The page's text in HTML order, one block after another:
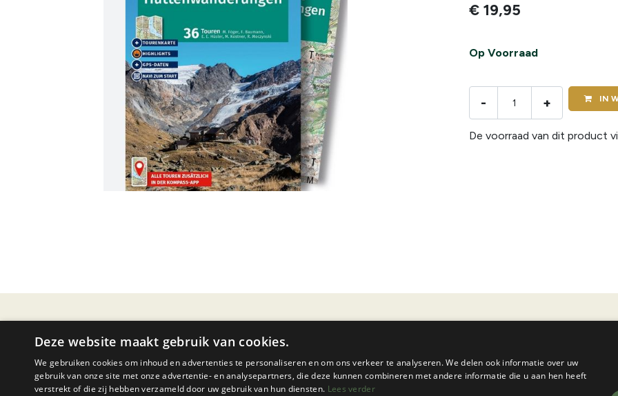
€ 19,95
Op Voorraad
- + IN
De voorraad van dit product
PRODUCTOMSCHRIJVING
Südtiroler Hüttenwanderungen 5714 kompass
Deze website maakt gebruik van cookies.
We gebruiken cookies om inhoud en advertenties te personaliseren en om ons verkeer te analyseren. We delen ook informatie over uw
gebruik van onze site met onze advertentie- en analysepartners, die deze kunnen combineren met andere informatie die u aan hen heeft
verstrekt of die zij hebben verzameld door uw gebruik van hun diensten. Lees verder